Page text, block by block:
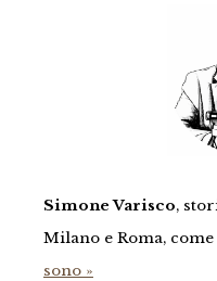
Simone Varisco,
Milano e Roma,
sono »